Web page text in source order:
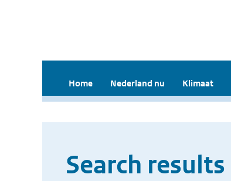
Home Nederland nu Klimaat
Search results